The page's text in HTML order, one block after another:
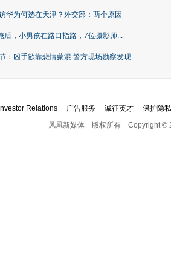
华为何选在天津？外交部：两个原因
后，小男孩在路口指路，7位摄影师...
：凶手欲靠悲情蒙混 警方现场勘察发现...
Relations 广告服务 诚征英才
保护隐
凤凰新媒体
版权所有 Copyright ©